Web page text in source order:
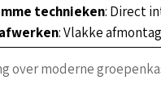
technieken: Direct
: Vlakke
over moderne